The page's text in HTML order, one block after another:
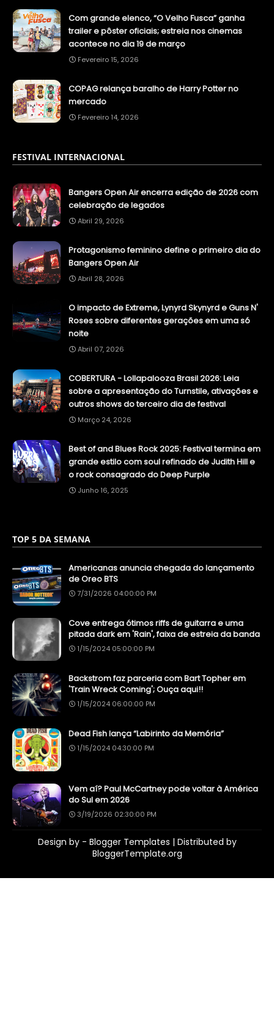
Com grande elenco, “O Velho Fusca” ganha
trailer e pôster oficiais; estreia nos cinemas
acontece no dia 19 de março
Fevereiro 15, 2026
COPAG relança baralho de Harry Potter no
mercado
Fevereiro 14, 2026
FESTIVAL INTERNACIONAL
Bangers Open Air encerra edição de 2026 com
celebração de legados
Abril 29, 2026
Protagonismo feminino define o primeiro dia do
Bangers Open Air
Abril 28, 2026
O impacto de Extreme, Lynyrd Skynyrd e Guns N'
Roses sobre diferentes gerações em uma só
noite
Abril 07, 2026
COBERTURA - Lollapalooza Brasil 2026: Leia
sobre a apresentação do Turnstile, ativações e
outros shows do terceiro dia de festival
Março 24, 2026
Best of and Blues Rock 2025: Festival termina em
grande estilo com soul refinado de Judith Hill e
o rock consagrado do Deep Purple
Junho 16, 2025
TOP 5 DA SEMANA
Americanas anuncia chegada do lançamento
de Oreo BTS
7/31/2026 04:00:00 PM
Cove entrega ótimos riffs de guitarra e uma
pitada dark em 'Rain', faixa de estreia da banda
1/15/2024 05:00:00 PM
Backstrom faz parceria com Bart Topher em
'Train Wreck Coming'; Ouça aqui!!
1/15/2024 06:00:00 PM
Dead Fish lança “Labirinto da Memória”
1/15/2024 04:30:00 PM
Vem aí? Paul McCartney pode voltar à América
do Sul em 2026
3/19/2026 02:30:00 PM
Design by - Blogger Templates | Distributed by
BloggerTemplate.org